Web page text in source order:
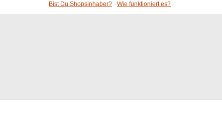
Bist Du Shopsinhaber? Wie funktioniert es?